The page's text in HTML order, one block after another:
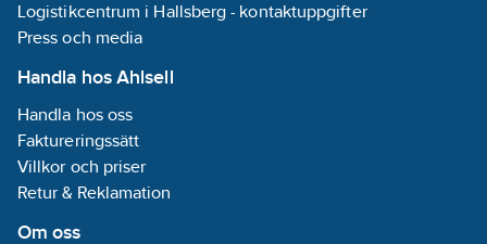
Logistikcentrum i Hallsberg - kontaktuppgifter
Press och media
Handla hos Ahlsell
Handla hos oss
Faktureringssätt
Villkor och priser
Retur & Reklamation
Om oss